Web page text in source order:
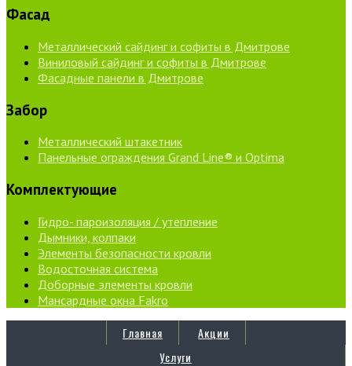
Фасад
Металлический сайдинг и софиты в Дмитрове
Виниловый сайдинг и софиты в Дмитрове
Фасадные панели в Дмитрове
Забор
Металлический штакетник
Панельные ограждения Grand Line® и Optima
Комплектующие
Гидро- пароизоляция / утепление
Дымники, колпаки
Элементы безопасности кровли
Водосточная система
Доборные элементы кровли
Мансардные окна Fakro
Главная
Акции
Услуги